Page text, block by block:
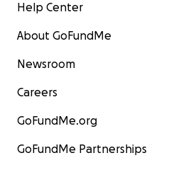
Help Center
About GoFundMe
Newsroom
Careers
GoFundMe.org
GoFundMe Partnerships